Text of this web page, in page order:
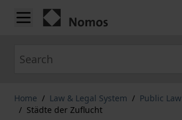
Skip to Content
Home / Law & Legal System / Public Law
/ Städte der Zuflucht